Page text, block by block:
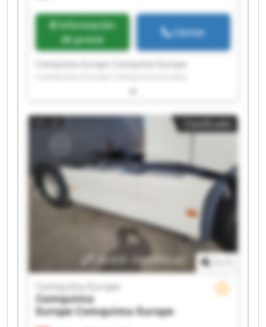
Información
de precio
Llamar
Comquima Europe Comquima Europe
Comquima Europe Comquima Europe
Comquima Europe Comquima Europe
Comquima Europe Comquima Europe
Comquima Europe Comquima Europe
Comquima Europe Comquima Europe
Comquima Europe Comquima Europe
Comquima Europe Comquima Europe
Clasificado
Comquima Europe
Comquima
EuropeComquima Europe